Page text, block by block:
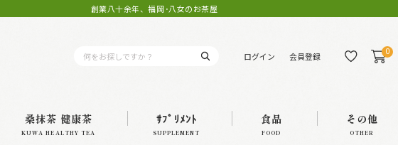
創業八十余年、福岡･八女のお茶屋
ログイン 会員登録 0
桑抹茶 健康茶
KUWA HEALTHY TEA
ｻﾌﾟﾘﾒﾝﾄ
SUPPLEMENT
食品
FOOD
その他
OTHER